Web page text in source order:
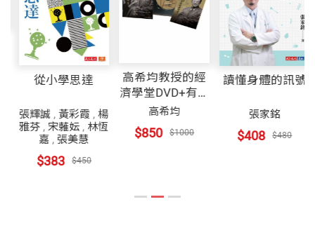
1995 Xundian Becomes Famous and the Discovery o
f the Northernmost Summer Site 一九九六年走訪隆
1996 Important Nesting Ground at Longbaotan Visit
ed 一九九七年重返阿爾金山及阿克塞
1997 Return to Arjin Mountain and Aksay 後記
曾做過的一樣。漫漫征途上，牠們看到了甚麼？有否
留意到大地在轉變？看到濕地被排乾？草原變成了耕
地？
此書以非常個人化的文字和照片記錄了黑頸鶴的生
活，由跟隨牠們橫越中國大地的人執筆。黑頸鶴的旅
程激發了黃效文的靈感，正如它可能啟發任何有幸目
睹這些高貴之鳥的人，它也應該勾起我們的同情和關
街日報》曾在頭版登載他的故事。「半島電視」Al Ja
zeera主播Riz Khan也為他做出半小時訪問。「探索
頻道」及「國家地理頻道」都對他的工作做過多次主
題報導。二○一一年CCTV開始製作十二集關於他在
中國的工作，目前已經完成兩集。
自一九七四年起，黃效文就以記者身分開始探索中
國。他是中國探險學會的創辦人兼會長，這所名聲卓
開本 21×29.7cm
印刷規格
從小學思達
張輝誠, 黃彩霞, 楊
雅芬, 宋蕥妘, 林恆
嘉, 張美慧
$383 $450
高希均教授的經
濟學堂DVD+有聲
書
高希均
$850 $1000
讀懂身體的訊號
張家銘
$408 $480